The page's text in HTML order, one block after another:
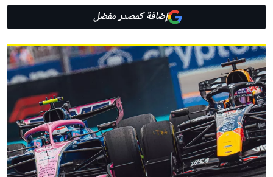
إضافة كمصدر مفضل